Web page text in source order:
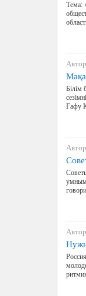
Тема:
Білім
Ғафу